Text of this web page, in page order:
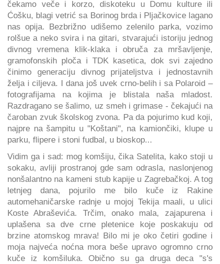
čekamo veče i korzo, diskoteku u Domu kulture ili
Ćošku, blagi vetrić sa Borinog brda i Pljačkovice lagano
nas opija. Bezbrižno udišemo zelenilo parka, vozimo
rolšue a neko svira i na gitari, stvarajući istoriju jednog
divnog vremena klik-klaka i obruča za mršavljenje,
gramofonskih ploča i TDK kasetica, dok svi zajedno
činimo generaciju divnog prijateljstva i jednostavnih
želja i ciljeva. I dana još uvek crno-belih i sa Polaroid –
fotografijama na kojima je blistala naša mladost.
Razdragano se šalimo, uz smeh i grimase - čekajući na
čaroban zvuk školskog zvona. Pa da pojurimo kud koji,
najpre na šampitu u "Koštani", na kamiončiki, klupe u
parku, flipere i stoni fudbal, u bioskop...
Vidim ga i sad: mog komšiju, čika Satelita, kako stoji u
sokaku, avliji prostranoj gde sam odrasla, naslonjenog
nonšalantno na kameni stub kapije u Zagrebačkoj. A tog
letnjeg dana, pojurilo me bilo kuče iz Rakine
automehaničarske radnje u mojoj Tekija maali, u ulici
Koste Abraševića. Trčim, onako mala, zajapurena i
uplašena sa dve crne pletenice koje poskakuju od
brzine atomskog mrava! Bilo mi je oko četiri godine i
moja najveća noćna mora beše upravo ogromno crno
kuče iz komšiluka. Obično su ga druga deca "s's